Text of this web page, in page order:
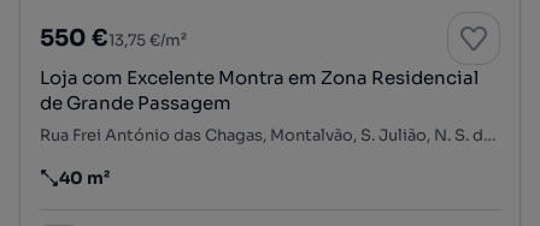
550 €13,75 €/m²
Loja com Excelente Montra em Zona Residencial
de Grande Passagem
Rua Frei António das Chagas, Montalvão, S. Julião, N. S. da Anunciada e S. Maria da Graça, Setúbal, Setúbal
Preço por metro quadrado
40 m²